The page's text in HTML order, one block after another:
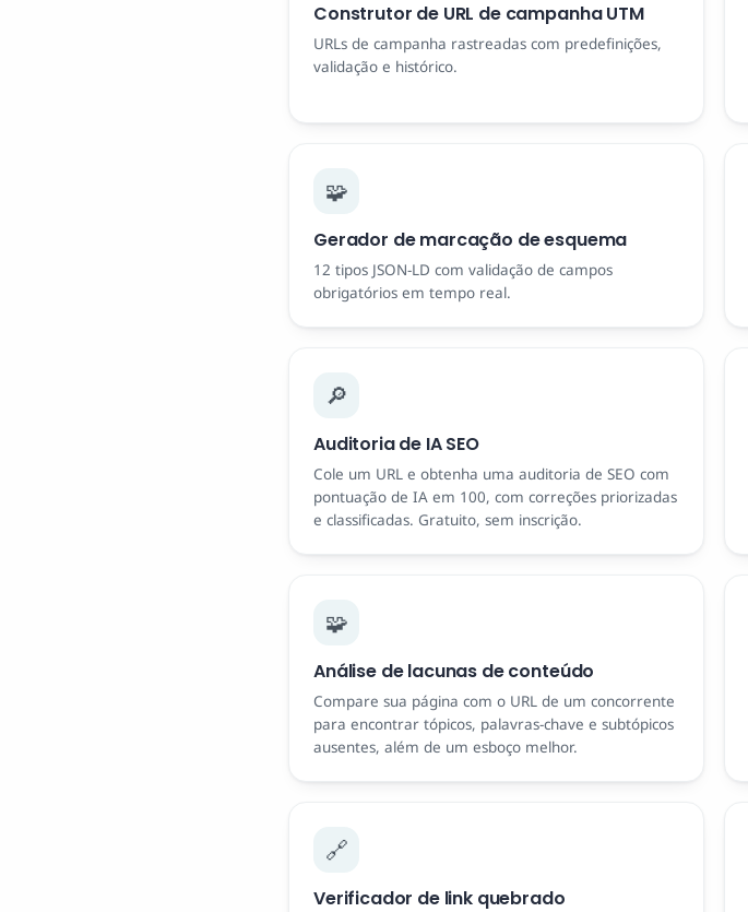
Construtor de URL de campanha UTM
URLs de campanha rastreadas com predefinições,
validação e histórico.
🧩
Gerador de marcação de esquema
12 tipos JSON-LD com validação de campos
obrigatórios em tempo real.
🔎
Auditoria de IA SEO
Cole um URL e obtenha uma auditoria de SEO com
pontuação de IA em 100, com correções priorizadas
e classificadas. Gratuito, sem inscrição.
🧩
Análise de lacunas de conteúdo
Compare sua página com o URL de um concorrente
para encontrar tópicos, palavras-chave e subtópicos
ausentes, além de um esboço melhor.
🔗
Verificador de link quebrado